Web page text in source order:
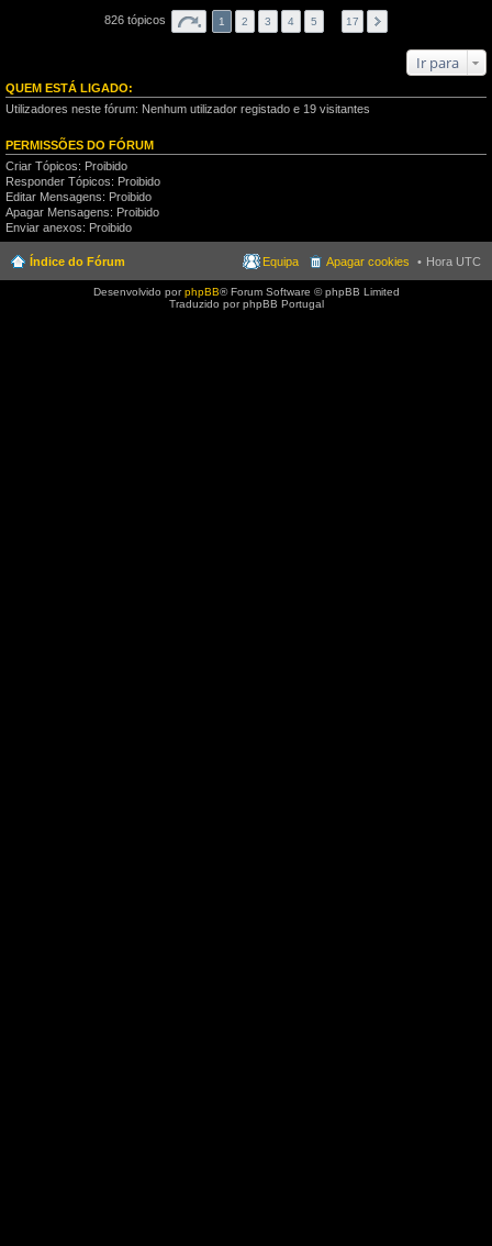
826 tópicos 1 2 3 4 5 17
Ir para
QUEM ESTÁ LIGADO:
Utilizadores neste fórum: Nenhum utilizador registado e 19 visitantes
PERMISSÕES DO FÓRUM
Criar Tópicos: Proibido
Responder Tópicos: Proibido
Editar Mensagens: Proibido
Apagar Mensagens: Proibido
Enviar anexos: Proibido
Índice do Fórum Hora UTC
Apagar cookies
Equipa
Desenvolvido porphpBB® Forum Software © phpBB Limited
Traduzido por phpBB Portugal